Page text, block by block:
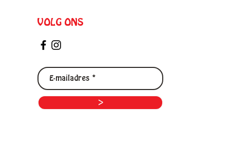
VOLG ONS
>